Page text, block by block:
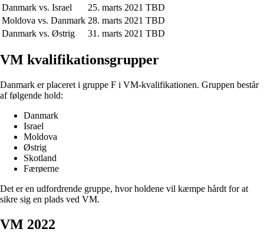
Danmark vs. Israel
25. marts 2021 TBD
Moldova vs. Danmark 28. marts 2021 TBD
Danmark vs. Østrig
31. marts 2021 TBD
VM kvalifikationsgrupper
Danmark er placeret i gruppe F i VM-kvalifikationen. Gruppen består
af følgende hold:
Danmark
Israel
Moldova
Østrig
Skotland
Færøerne
Det er en udfordrende gruppe, hvor holdene vil kæmpe hårdt for at
sikre sig en plads ved VM.
VM 2022